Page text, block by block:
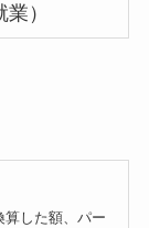
）
した額、パー